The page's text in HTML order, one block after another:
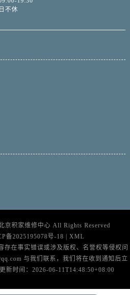
不休
京积家维修中心 All Rights Reserved
备2025195078号-18
XML
存在事实错误或涉及版权、名誉权等侵权问
与我们联系，我们将在收到通知后立
新时间：2026-06-11T14:48:50+08:00